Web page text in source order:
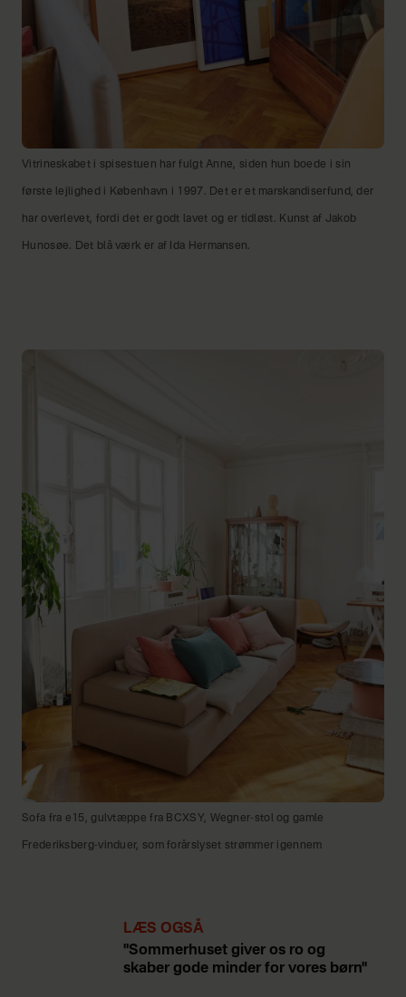
Vitrineskabet i spisestuen har fulgt Anne, siden hun boede i sin
første lejlighed i København i 1997. Det er et marskandiserfund, der
har overlevet, fordi det er godt lavet og er tidløst. Kunst af Jakob
Hunosøe. Det blå værk er af Ida Hermansen.
Sofa fra e15, gulvtæppe fra BCXSY, Wegner-stol og gamle
Frederiksberg-vinduer, som forårslyset strømmer igennem
LÆS OGSÅ
"Sommerhuset giver os ro og
skaber gode minder for vores børn"